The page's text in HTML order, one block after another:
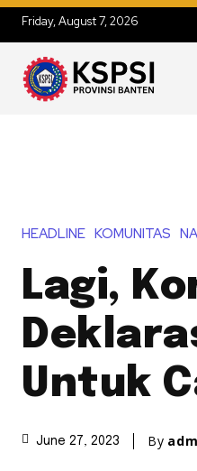
Friday, August 7, 2026
HEADLINE KOMUNITAS
Lagi,
Untuk
June 27, 2023 By